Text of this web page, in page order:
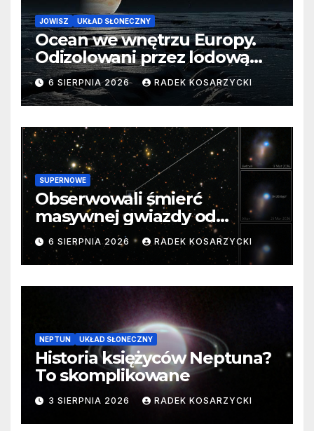
JOWISZ UKŁAD SŁONECZNY
Ocean we wnętrzu Europy.
Odizolowani przez lodową
barierę
6 SIERPNIA 2026 RADEK KOSARZYCKI
SUPERNOWE
Obserwowali śmierć
masywnej gwiazdy od
samego początku. Niezwykle
cenne dane
6 SIERPNIA 2026 RADEK KOSARZYCKI
NEPTUN UKŁAD SŁONECZNY
Historia księżyców Neptuna?
To skomplikowane
3 SIERPNIA 2026 RADEK KOSARZYCKI